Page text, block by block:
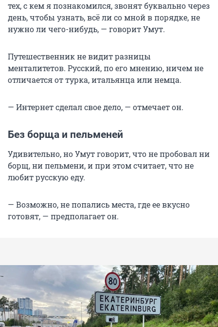
тех, с кем я познакомился, звонят буквально через
день, чтобы узнать, всё ли со мной в порядке, не
нужно ли чего-нибудь, — говорит Умут.
Путешественник не видит разницы
менталитетов. Русский, по его мнению, ничем не
отличается от турка, итальянца или немца.
— Интернет сделал свое дело, — отмечает он.
Без борща и пельменей
Удивительно, но Умут говорит, что не пробовал ни
борщ, ни пельмени, и при этом считает, что не
любит русскую еду.
— Возможно, не попались места, где ее вкусно
готовят, — предполагает он.